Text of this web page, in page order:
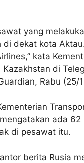
yang
di dekat kota
kata
di
Rabu (25/
ada 62
di pesawat itu.
berita Rusia